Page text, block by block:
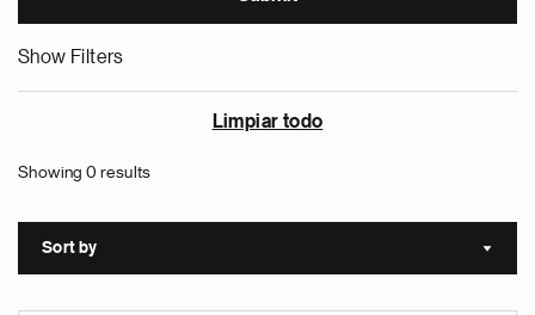
Show Filters
Limpiar todo
Showing 0 results
Sort by Sort